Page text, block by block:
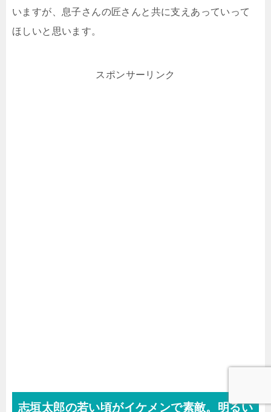
いますが、息子さんの匠さんと共に支えあっていって
ほしいと思います。
スポンサーリンク
志垣太郎の若い頃がイケメンで素敵。明るい